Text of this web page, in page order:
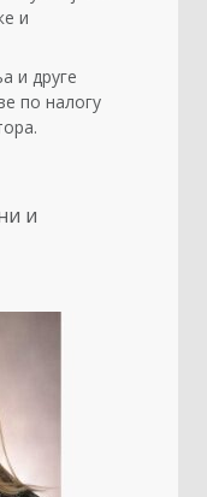
и
и друге
по налогу
и